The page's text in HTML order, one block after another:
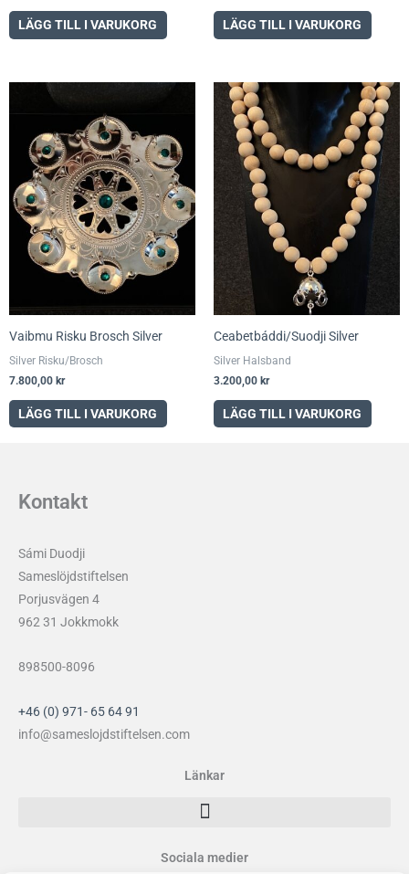
LÄGG TILL I VARUKORG LÄGG TILL I VARUKORG
Vaibmu Risku Brosch Silver
Silver Risku/Brosch
7.800,00 kr
LÄGG TILL I VARUKORG
Ceabetbáddi/Suodji Silver
Silver Halsband
3.200,00 kr
LÄGG TILL I VARUKORG
Kontakt
Sámi Duodji
Sameslöjdstiftelsen
Porjusvägen 4
962 31 Jokkmokk
898500-8096
+46 (0) 971- 65 64 91
info@sameslojdstiftelsen.com
Länkar
Sociala medier